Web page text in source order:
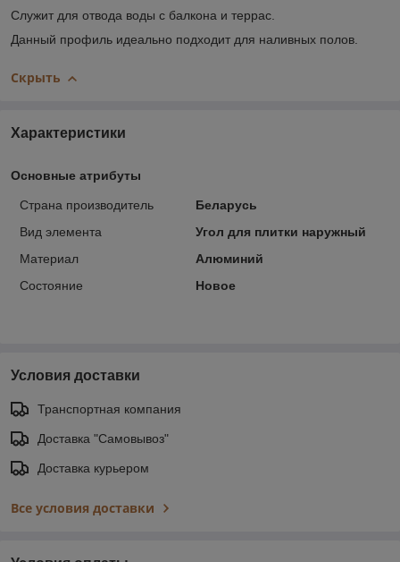
Служит для отвода воды с балкона и террас.
Данный профиль идеально подходит для наливных полов.
Скрыть
Характеристики
Основные атрибуты
Страна производитель
Беларусь
Вид элемента
Угол для плитки наружный
Материал
Алюминий
Состояние
Новое
Условия доставки
Транспортная компания
Доставка "Самовывоз"
Доставка курьером
Все условия доставки